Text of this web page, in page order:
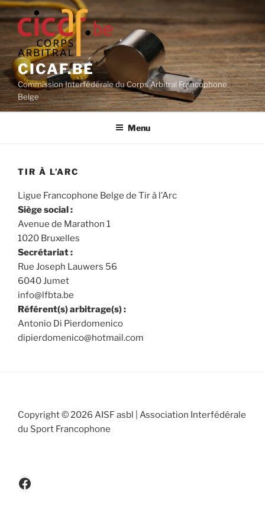
Aller
au
contenu
principal
CICAF.BE
Commission Interfédérale du Corps Arbitral Francophone
Belge
Menu
TIR À L’ARC
Ligue Francophone Belge de Tir à l’Arc
Siège social :
Avenue de Marathon 1
1020 Bruxelles
Secrétariat :
Rue Joseph Lauwers 56
6040 Jumet
info@lfbta.be
Référent(s) arbitrage(s) :
Antonio Di Pierdomenico
dipierdomenico@hotmail.com
Copyright © 2026 AISF asbl | Association Interfédérale
du Sport Francophone
www.facebook.be/cicafbe